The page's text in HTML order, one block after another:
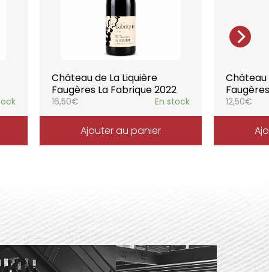
Château de La Liquière
Faugères La Fabrique 2022
16,50€ En stock
Ajouter au panier
Château
12,50€